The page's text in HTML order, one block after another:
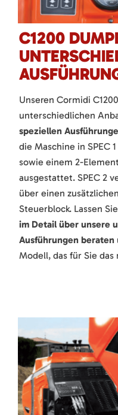
C1200
Unseren Cormidi
unterschiedlichen
speziellen
die Maschine in SPEC
sowie einem 2-
ausgestattet. SPEC 2
über einen
Steuerblock. Lassen
im Detail über unsere
Ausführungen beraten
Modell, das für Sie